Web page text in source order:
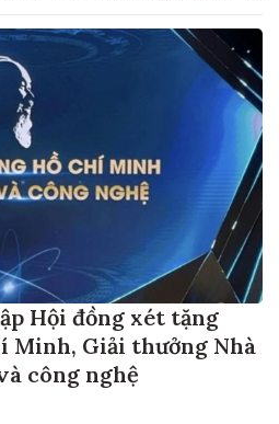
Hội đồng xét tặng
Minh, Giải thưởng Nhà
công nghệ